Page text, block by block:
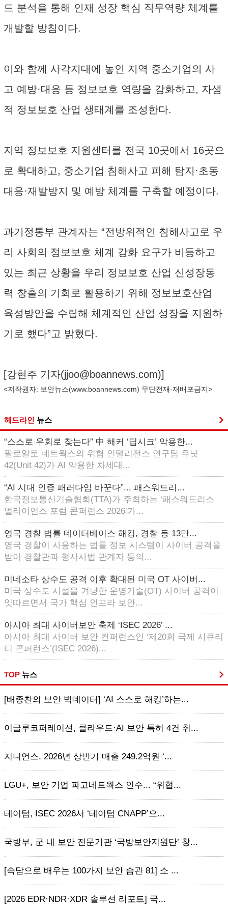
드 분석을 통해 인재 성장 핵심 직무역량 체계를
개발할 방침이다.
이와 함께 사각지대에 놓인 지역 중소기업의 사
고 예방·대응 등 정보보호 역량을 강화하고, 자생
적 정보보호 산업 생태계를 조성한다.
지역 정보보호 지원센터를 전국 10곳에서 16곳으
로 확대하고, 중소기업 침해사고 피해 탐지·초동
대응·재발방지 및 예방 체계를 구축할 예정이다.
과기정통부 관계자는 “전방위적인 침해사고로 우
리 사회의 정보보호 체계 강화 요구가 비등하고
있는 최근 상황을 우리 정보보호 산업 신성장동
력 창출의 기회로 활용하기 위해 정보보호산업
육성방안을 수립해 체계적인 산업 성장을 지원하
기로 했다”고 밝혔다.
[강현주 기자(jjoo@boannews.com)]
<저작권자: 보안뉴스(www.boannews.com) 무단전재-재배포금지>
헤드라인 뉴스
“스스로 우회로 찾는다” 中 해커 ‘딥시크’ 악용한...
팔로알토 네트웍스의 위협 인텔리전스 연구팀 유닛
42(Unit 42)가 AI 악용한 차세대...
“AI 시대 인증 패러다임 바꾼다”... 패스워드리...
한국정보통신기술협회(TTA)가 주최하는 ‘패스워드리스
얼라이언스 포럼 콘퍼런스 2026’가...
영국 경찰 법률 데이터베이스 해킹, 경찰 등 13만...
영국 경찰이 사용하는 법률 정보 시스템이 사이버 공격을
받아 경찰관과 형사사법 관계자 등의...
미네소타 상수도 공격 이후 확대된 미국 OT 사이버...
미국 상수도 시설을 겨냥한 운영기술(OT) 사이버 공격이
잇따르면서 국가 핵심 인프라 보안...
아시아 최대 사이버보안 축제 ‘ISEC 2026’ ...
아시아 최대 사이버 보안 컨퍼런스인 ‘제20회 국제 시큐리
티 콘퍼런스’(ISEC 2026)...
TOP 뉴스
[배종찬의 보안 빅데이터] ‘AI 스스로 해킹’하는...
이글루코퍼레이션, 클라우드·AI 보안 특허 4건 취...
지니언스, 2026년 상반기 매출 249.2억원 ‘...
LGU+, 보안 기업 파고네트웍스 인수... “위협...
테이텀, ISEC 2026서 ‘테이텀 CNAPP’으...
국방부, 군 내 보안 전문기관 ‘국방보안지원단’ 창...
[속담으로 배우는 100가지 보안 습관 81] 소 ...
[2026 EDR·NDR·XDR 솔루션 리포트] 국...